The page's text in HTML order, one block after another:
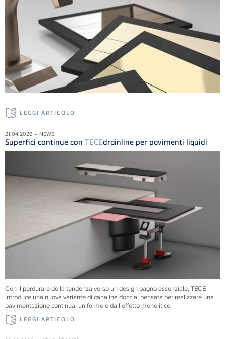
LEGGI ARTICOLO
21.04.2026 – NEWS
Superfici continue con TECEdrainline per pavimenti liquidi
Con il perdurare della tendenza verso un design bagno essenziale, TECE
introduce una nuova variante di canalina doccia, pensata per realizzare una
pavimentazione continua, uniforme e dall’effetto monolitico.
LEGGI ARTICOLO